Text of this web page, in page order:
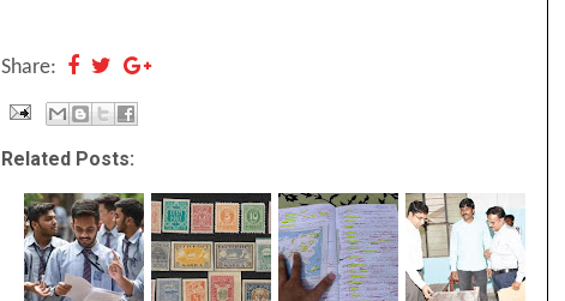
Share:
Related Posts: